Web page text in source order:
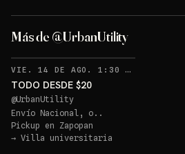
Más de @UrbanUtility
VIE. 14 DE AGO. 1:30 AM
TODO DESDE $20
@UrbanUtility
Envío Nacional, o..
Pickup en Zapopan
→ Villa universitaria